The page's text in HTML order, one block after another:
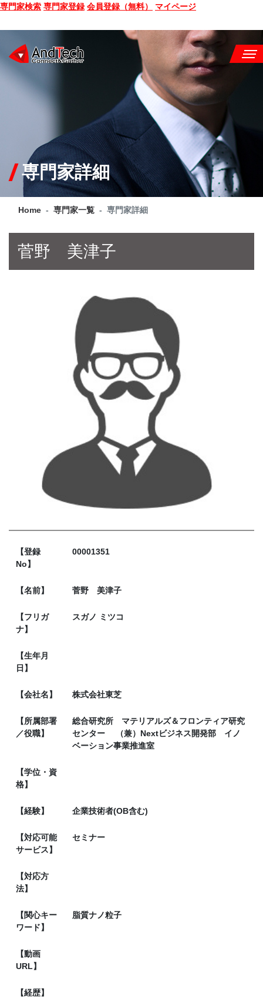
専門家検索 専門家登録 会員登録（無料） マイページ
CONSULTING
SERVICE
COMPANY
Q&A
専門家詳細
Home 専門家一覧 専門家詳細
菅野 美津子
【登録
No】
00001351
【名前】 菅野 美津子
【フリガ
ナ】
スガノ ミツコ
【生年月
日】
【会社名】 株式会社東芝
【所属部署
／役職】
総合研究所 マテリアルズ＆フロンティア研究
センター （兼）Nextビジネス開発部 イノ
ベーション事業推進室
【学位・資
格】
【経験】 企業技術者(OB含む)
【対応可能
サービス】
セミナー
【対応方
法】
【関心キー
ワード】
脂質ナノ粒子
【動画
URL】
【経歴】